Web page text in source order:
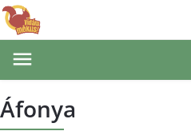
Áfonya